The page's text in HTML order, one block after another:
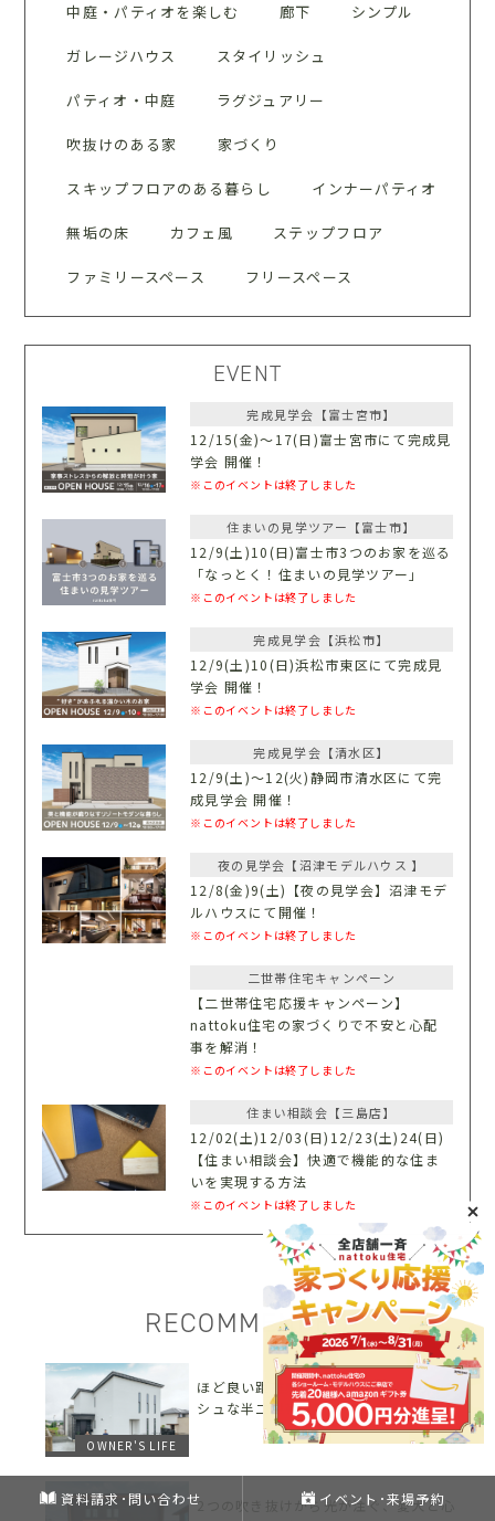
資料請求･問い合わせ イベント･来場予約
中庭・パティオを楽しむ 廊下 シンプル
ガレージハウス スタイリッシュ
パティオ・中庭 ラグジュアリー
吹抜けのある家 家づくり
スキップフロアのある暮らし インナーパティオ
無垢の床 カフェ風 ステップフロア
ファミリースペース フリースペース
EVENT
完成見学会【富士宮市】
12/15(金)〜17(日)富士宮市にて完成見
学会 開催！
※このイベントは終了しました
住まいの見学ツアー【富士市】
12/9(土)10(日)富士市3つのお家を巡る
「なっとく！住まいの見学ツアー」
※このイベントは終了しました
完成見学会【浜松市】
12/9(土)10(日)浜松市東区にて完成見
学会 開催！
※このイベントは終了しました
完成見学会【清水区】
12/9(土)〜12(火)静岡市清水区にて完
成見学会 開催！
※このイベントは終了しました
夜の見学会【沼津モデルハウス 】
12/8(金)9(土)【夜の見学会】沼津モデ
ルハウスにて開催！
※このイベントは終了しました
二世帯住宅キャンペーン
【二世帯住宅応援キャンペーン】
nattoku住宅の家づくりで不安と心配
事を解消！
※このイベントは終了しました
住まい相談会【三島店】
12/02(土)12/03(日)12/23(土)24(日)
【住まい相談会】快適で機能的な住ま
いを実現する方法
※このイベントは終了しました
RECOMMENDED
OWNER'S LIFE
ほど良い距離感が心地いいスタイリッ
シュな半二世帯住宅
2つの吹き抜けから光が注ぐ、愛犬と心